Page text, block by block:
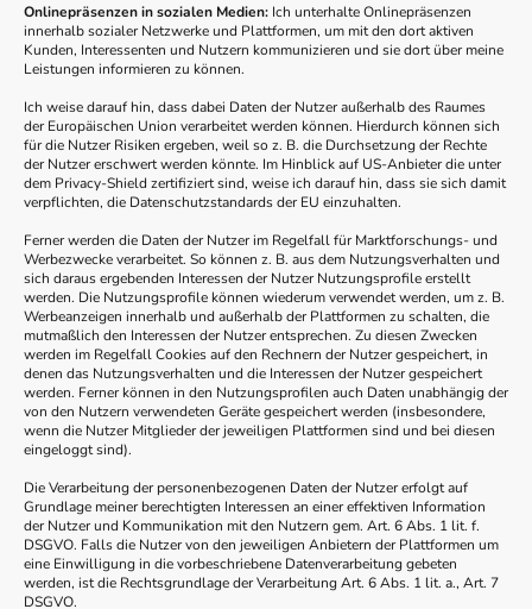
Onlinepräsenzen in sozialen Medien: Ich unterhalte Onlinepräsenzen
innerhalb sozialer Netzwerke und Plattformen, um mit den dort aktiven
Kunden, Interessenten und Nutzern kommunizieren und sie dort über meine
Leistungen informieren zu können.
Ich weise darauf hin, dass dabei Daten der Nutzer außerhalb des Raumes
der Europäischen Union verarbeitet werden können. Hierdurch können sich
für die Nutzer Risiken ergeben, weil so z. B. die Durchsetzung der Rechte
der Nutzer erschwert werden könnte. Im Hinblick auf US-Anbieter die unter
dem Privacy-Shield zertifiziert sind, weise ich darauf hin, dass sie sich damit
verpflichten, die Datenschutzstandards der EU einzuhalten.
Ferner werden die Daten der Nutzer im Regelfall für Marktforschungs- und
Werbezwecke verarbeitet. So können z. B. aus dem Nutzungsverhalten und
sich daraus ergebenden Interessen der Nutzer Nutzungsprofile erstellt
werden. Die Nutzungsprofile können wiederum verwendet werden, um z. B.
Werbeanzeigen innerhalb und außerhalb der Plattformen zu schalten, die
mutmaßlich den Interessen der Nutzer entsprechen. Zu diesen Zwecken
werden im Regelfall Cookies auf den Rechnern der Nutzer gespeichert, in
denen das Nutzungsverhalten und die Interessen der Nutzer gespeichert
werden. Ferner können in den Nutzungsprofilen auch Daten unabhängig der
von den Nutzern verwendeten Geräte gespeichert werden (insbesondere,
wenn die Nutzer Mitglieder der jeweiligen Plattformen sind und bei diesen
eingeloggt sind).
Die Verarbeitung der personenbezogenen Daten der Nutzer erfolgt auf
Grundlage meiner berechtigten Interessen an einer effektiven Information
der Nutzer und Kommunikation mit den Nutzern gem. Art. 6 Abs. 1 lit. f.
DSGVO. Falls die Nutzer von den jeweiligen Anbietern der Plattformen um
eine Einwilligung in die vorbeschriebene Datenverarbeitung gebeten
werden, ist die Rechtsgrundlage der Verarbeitung Art. 6 Abs. 1 lit. a., Art. 7
DSGVO.